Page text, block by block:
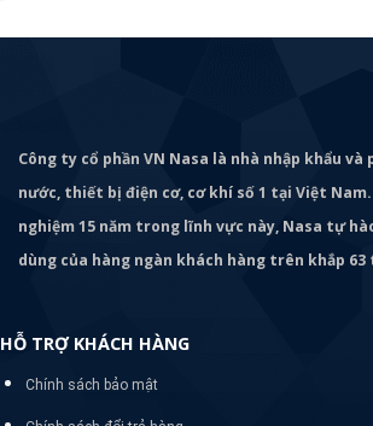
Công ty cổ phần VN Nasa là nhà nhập khẩu và
nước, thiết bị điện cơ, cơ khí số 1 tại Việt
nghiệm 15 năm trong lĩnh vực này, Nasa tự
dùng của hàng ngàn khách hàng trên khắp
HỖ TRỢ KHÁCH HÀNG
Chính sách bảo mật